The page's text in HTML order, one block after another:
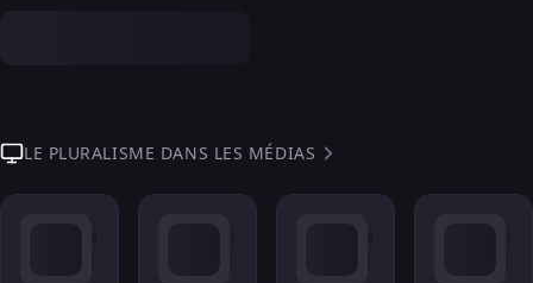
LE PLURALISME DANS LES MÉDIAS